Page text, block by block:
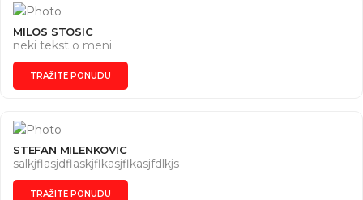
MILOS STOSIC
neki tekst o meni
TRAŽITE PONUDU
STEFAN MILENKOVIC
salkjflasjdflaskjflkasjflkasjfdlkjs
TRAŽITE PONUDU